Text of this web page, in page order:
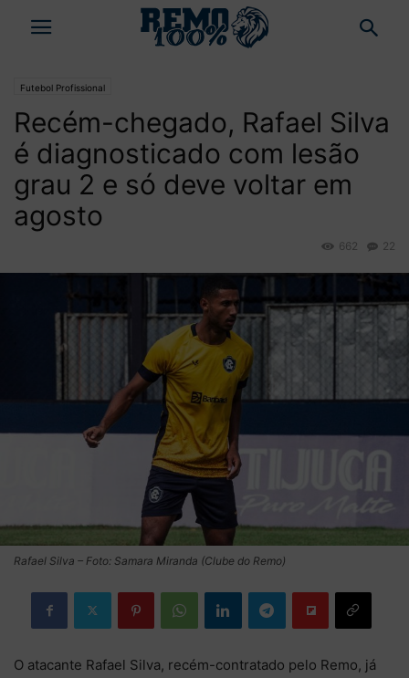
Futebol Profissional
Recém-chegado, Rafael Silva
é diagnosticado com lesão
grau 2 e só deve voltar em
agosto
22
662
Rafael Silva – Foto: Samara Miranda (Clube do Remo)
O atacante Rafael Silva, recém-contratado pelo Remo, já